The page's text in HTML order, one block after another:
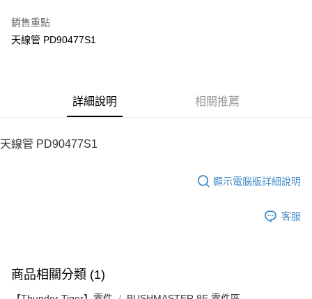
悠遊付
ATM付款
每筆NT$100，滿NT$2,000(含以上)免運費
銷售重點
天線管 PD90477S1
詳細說明 相關推薦
天線管 PD90477S1
顯示電腦版詳細說明
客服
商品相關分類 (1)